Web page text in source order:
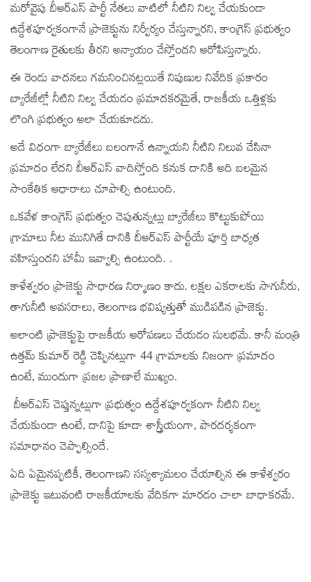
మరోవైపు బీఆర్ఎస్‌ పార్టీ నేతలు వాటిలో నీటిని నిల్వ చేయకుండా
ఉద్దేశపూర్వకంగానే ప్రాజెక్టును నిర్వీర్యం చేస్తున్నారని, కాంగ్రెస్‌ ప్రభుత్వం
తెలంగాణ రైతులకు తీరని అన్యాయం చేస్తోందని ఆరోపిస్తున్నారు.
ఈ రెండు వాదనలు గమనించినట్లయితే నిపుణుల నివేదిక ప్రకారం
బ్యారేజీల్లో నీటిని నిల్వ చేయడం ప్రమాదకరమైతే, రాజకీయ ఒత్తిళ్లకు
లొంగి ప్రభుత్వం అలా చేయకూడదు.
అదే విధంగా బ్యారేజీలు బలంగానే ఉన్నాయని నీటిని నిలువ చేసినా
ప్రమాదం లేదని బీఆర్ఎస్ వాదిస్తోంది కనుక దానికి అది బలమైన
సాంకేతిక ఆధారాలు చూపాల్సి ఉంటుంది.
ఒకవేళ కాంగ్రెస్‌ ప్రభుత్వం చెపుతున్నట్లు బ్యారేజీలు కొట్టుకుపోయి
గ్రామాలు నీట మునిగితే దానికి బీఆర్ఎస్‌ పార్టీయే పూర్తి బాధ్యత
వహిస్తుందని హామీ ఇవ్వాల్సి ఉంటుంది. .
కాళేశ్వరం ప్రాజెక్టు సాధారణ నిర్మాణం కాదు. లక్షల ఎకరాలకు సాగునీరు,
తాగునీటి అవసరాలు, తెలంగాణ భవిష్యత్తుతో ముడిపడిన ప్రాజెక్టు.
అలాంటి ప్రాజెక్టుపై రాజకీయ ఆరోపణలు చేయడం సులభమే. కానీ మంత్రి
ఉత్తమ్ కుమార్ రెడ్డి చెప్పినట్లుగా 44 గ్రామాలకు నిజంగా ప్రమాదం
ఉంటే, ముందుగా ప్రజల ప్రాణాలే ముఖ్యం.
బీఆర్ఎస్ చెప్తున్నట్లుగా ప్రభుత్వం ఉద్దేశపూర్వకంగా నీటిని నిల్వ
చేయకుండా ఉంటే, దానిపై కూడా శాస్త్రీయంగా, పారదర్శకంగా
సమాధానం చెప్పాల్సిందే.
ఏది ఏమైనప్పటికీ, తెలంగాణని సస్యశ్యామలం చేయాల్సిన ఈ కాళేశ్వరం
ప్రాజెక్టు ఇటువంటి రాజకీయాలకు వేదికగా మారడం చాలా బాధాకరమే.